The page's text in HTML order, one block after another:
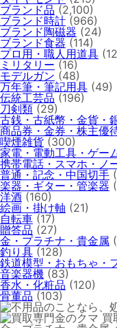
ブランド品 (2,100)
ブランド時計 (966)
ブランド陶磁器 (24)
ブランド食器 (114)
プロ用・職人用道具
ミリタリー (16)
モデルガン (48)
万年筆・筆記用具 (49)
伝統工芸品 (196)
刀剣類 (29)
古銭・古紙幣・金貨・
商品券・金券・株主優
喫煙雑貨 (300)
家電・電動工具・ゲー
携帯電話・スマホ・ノ
普通・記念・中国切手
楽器・ギター・管楽器
洋酒 (160)
絵画・掛け軸 (21)
自転車 (17)
贈答品 (27)
金・プラチナ・貴金属
釣り具 (128)
鉄道模型・おもちゃ・
音楽器機 (83)
香水・化粧品 (120)
骨董品 (103)